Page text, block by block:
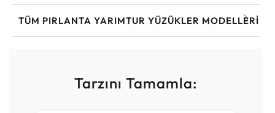
TÜM PIRLANTA YARIMTUR YÜZÜKLER MODELLERI
Tarzını Tamamla: